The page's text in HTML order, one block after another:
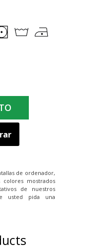
de ordenador,
mostrados
de nuestros
usted pida una